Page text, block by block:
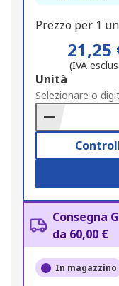
Prezzo per 1
21,25
(IVA
Add
to
Basket
Unità
Selezionare o
Consegna
da 60,00 €
In magazzino